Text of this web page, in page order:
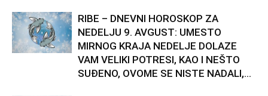
RIBE – DNEVNI HOROSKOP ZA
NEDELJU 9. AVGUST: UMESTO
MIRNOG KRAJA NEDELJE DOLAZE
VAM VELIKI POTRESI, KAO I NEŠTO
SUĐENO, OVOME SE NISTE NADALI,...